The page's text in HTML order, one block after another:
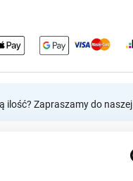
ilość? Zapraszamy do